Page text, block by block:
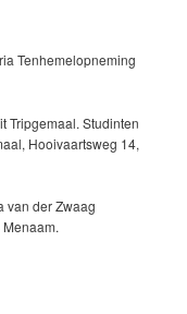
Tenhemelopneming
Tripgemaal. Studinten
Hooivaartsweg 14,
van der Zwaag
Menaam.